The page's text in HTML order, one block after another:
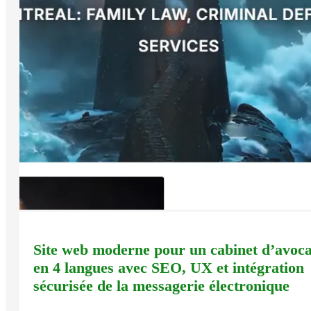
Site web moderne pour un cabinet
en 4 langues avec SEO, UX et intégration
sécurisée de la messagerie électronique